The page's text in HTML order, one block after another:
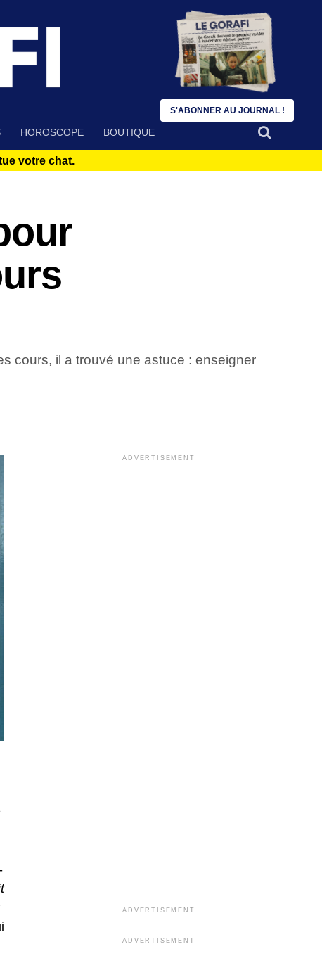
HOROSCOPE BOUTIQUE
votre chat.
cours, il a trouvé une astuce : enseigner
ADVERTISEMENT
ADVERTISEMENT
ADVERTISEMENT
S'ABONNER AU JOURNAL !